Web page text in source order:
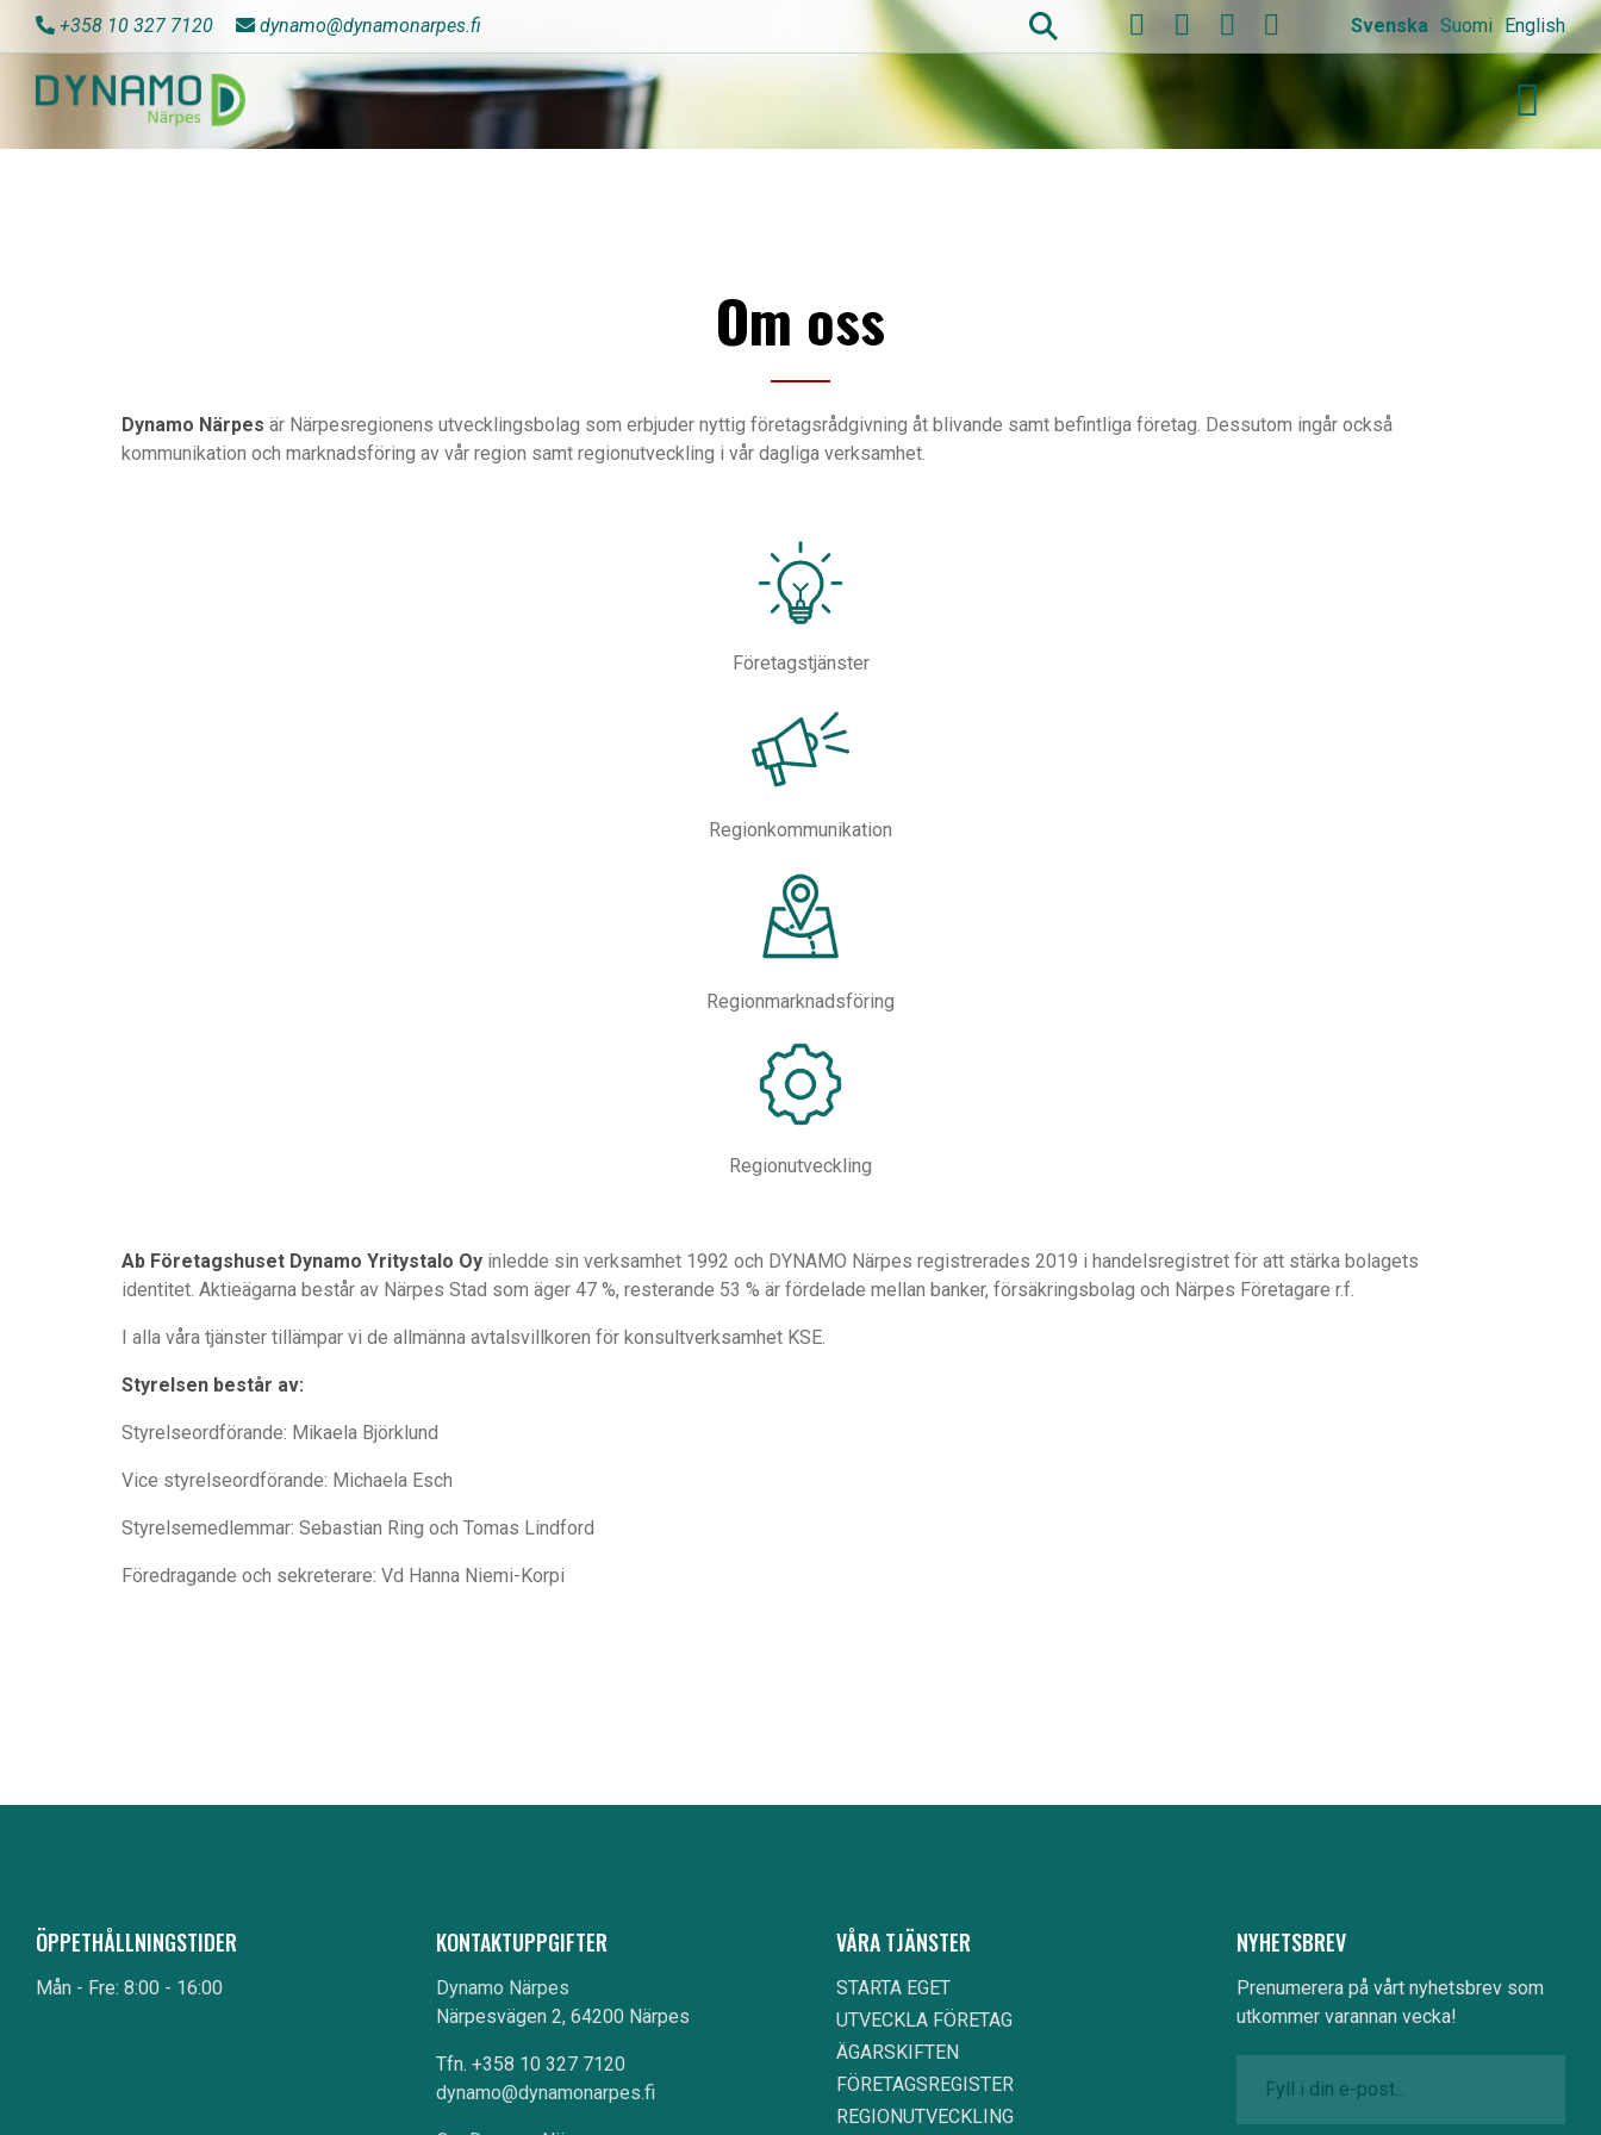
huvudinnehåll
+358 10 327 7120 dynamo@dynamonarpes.fi Svenska Suomi English
Om oss
Dynamo Närpes är Närpesregionens utvecklingsbolag som erbjuder nyttig företagsrådgivning åt blivande samt befintliga företag. Dessutom ingår också
kommunikation och marknadsföring av vår region samt regionutveckling i vår dagliga verksamhet.
Företagstjänster
Regionkommunikation
Regionmarknadsföring
Regionutveckling
Ab Företagshuset Dynamo Yritystalo Oy inledde sin verksamhet 1992 och DYNAMO Närpes registrerades 2019 i handelsregistret för att stärka bolagets
identitet. Aktieägarna består av Närpes Stad som äger 47 %, resterande 53 % är fördelade mellan banker, försäkringsbolag och Närpes Företagare r.f.
I alla våra tjänster tillämpar vi de allmänna avtalsvillkoren för konsultverksamhet KSE.
Styrelsen består av:
Styrelseordförande: Mikaela Björklund
Vice styrelseordförande: Michaela Esch
Styrelsemedlemmar: Sebastian Ring och Tomas Lindford
Föredragande och sekreterare: Vd Hanna Niemi-Korpi
ÖPPETHÅLLNINGSTIDER
Mån - Fre: 8:00 - 16:00
KONTAKTUPPGIFTER
Dynamo Närpes
Närpesvägen 2, 64200 Närpes
Tfn. +358 10 327 7120
dynamo@dynamonarpes.fi
VÅRA TJÄNSTER
STARTA EGET
UTVECKLA FÖRETAG
ÄGARSKIFTEN
FÖRETAGSREGISTER
REGIONUTVECKLING
NYHETSBREV
Prenumerera på vårt nyhetsbrev som
utkommer varannan vecka!